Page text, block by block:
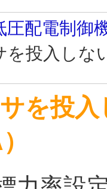
圧配電制御
を投入しな
を投